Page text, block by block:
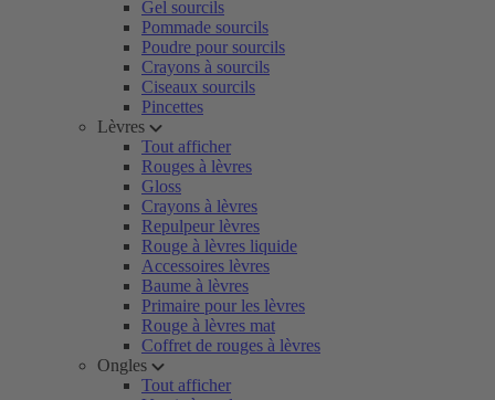
Gel sourcils
Pommade sourcils
Poudre pour sourcils
Crayons à sourcils
Ciseaux sourcils
Pincettes
Lèvres
Tout afficher
Rouges à lèvres
Gloss
Crayons à lèvres
Repulpeur lèvres
Rouge à lèvres liquide
Accessoires lèvres
Baume à lèvres
Primaire pour les lèvres
Rouge à lèvres mat
Coffret de rouges à lèvres
Ongles
Tout afficher